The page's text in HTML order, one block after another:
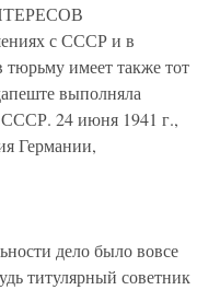
с СССР и в
тюрьму имеет также тот
выполняла
СССР. 24 июня 1941 г.,
Германии,
дело было вовсе
титулярный советник